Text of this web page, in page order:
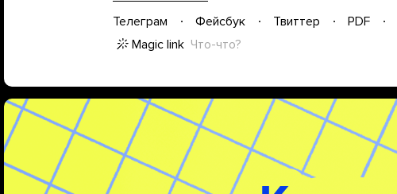
Телеграм Фейсбук Твиттер PDF
Magic link Что-что?